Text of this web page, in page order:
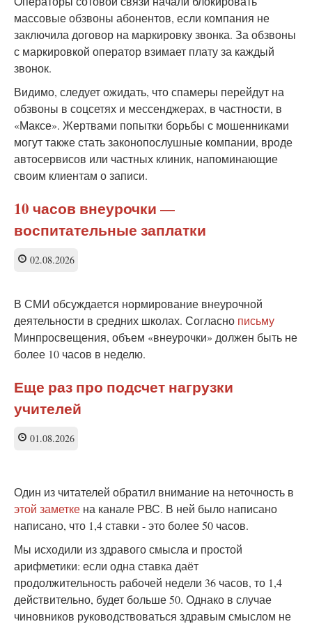
массовые обзвоны абонентов, если компания не
заключила договор на маркировку звонка. За обзвоны
с маркировкой оператор взимает плату за каждый
звонок.
Видимо, следует ожидать, что спамеры перейдут на
обзвоны в соцсетях и мессенджерах, в частности, в
«Максе». Жертвами попытки борьбы с мошенниками
могут также стать законопослушные компании, вроде
автосервисов или частных клиник, напоминающие
своим клиентам о записи.
10 часов внеурочки —
воспитательные заплатки
02.08.2026
В СМИ обсуждается нормирование внеурочной
деятельности в средних школах. Согласно письму
Минпросвещения, объем «внеурочки» должен быть не
более 10 часов в неделю.
Еще раз про подсчет нагрузки
учителей
01.08.2026
Один из читателей обратил внимание на неточность в
этой заметке на канале РВС. В ней было написано
написано, что 1,4 ставки - это более 50 часов.
Мы исходили из здравого смысла и простой
арифметики: если одна ставка даёт
продолжительность рабочей недели 36 часов, то 1,4
действительно, будет больше 50. Однако в случае
чиновников руководствоваться здравым смыслом не